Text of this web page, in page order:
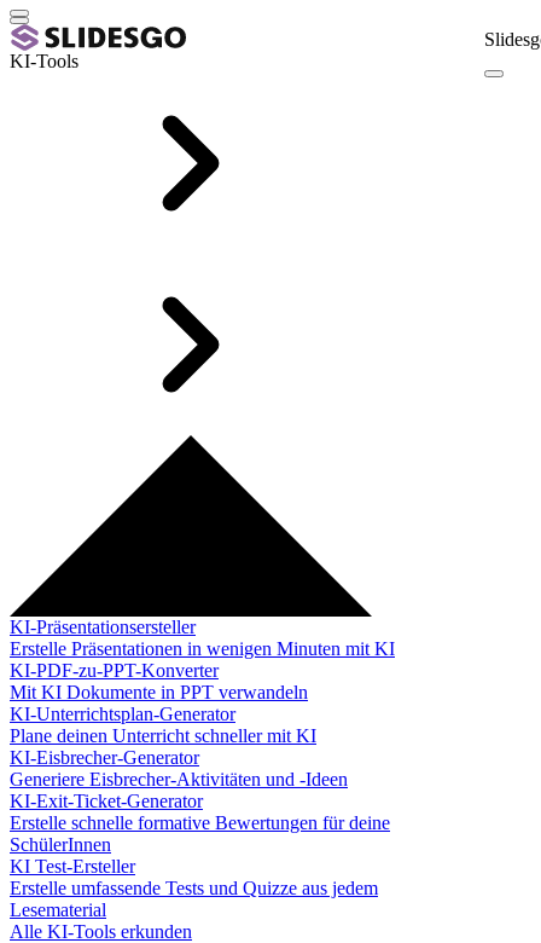
KI-Tools
KI-Präsentationsersteller
Erstelle Präsentationen in wenigen Minuten mit KI
KI-PDF-zu-PPT-Konverter
Mit KI Dokumente in PPT verwandeln
KI-Unterrichtsplan-Generator
Plane deinen Unterricht schneller mit KI
KI-Eisbrecher-Generator
Generiere Eisbrecher-Aktivitäten und -Ideen
KI-Exit-Ticket-Generator
Erstelle schnelle formative Bewertungen für deine
SchülerInnen
KI Test-Ersteller
Erstelle umfassende Tests und Quizze aus jedem
Lesematerial
Alle KI-Tools erkunden